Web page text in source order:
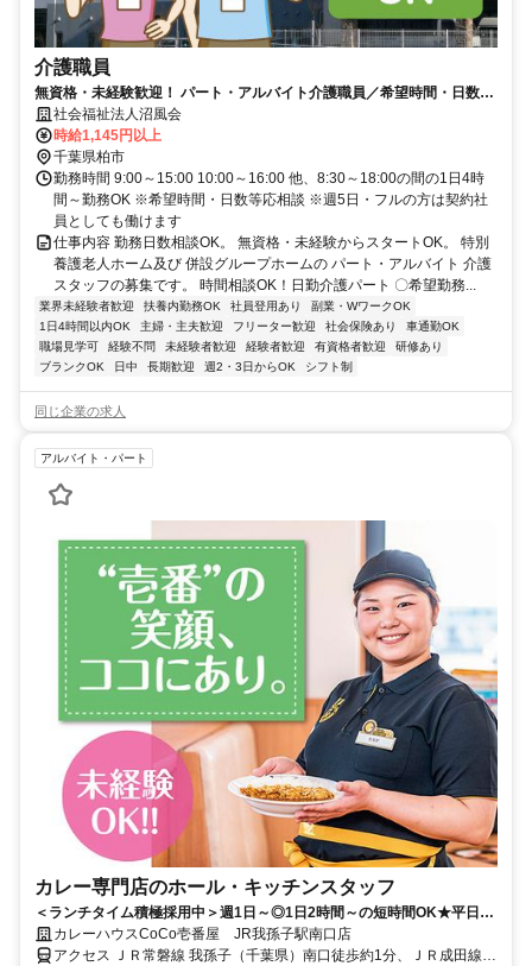
介護職員
無資格・未経験歓迎！ パート・アルバイト介護職員／希望時間・日数相
談OK社会福祉法人沼風会
時給1,145円以上
千葉県柏市
勤務時間 9:00～15:00 10:00～16:00 他、8:30～18:00の間の1日4時
間～勤務OK ※希望時間・日数等応相談 ※週5日・フルの方は契約社
員としても働けます
仕事内容 勤務日数相談OK。 無資格・未経験からスタートOK。 特別
養護老人ホーム及び 併設グループホームの パート・アルバイト 介護
スタッフの募集です。 時間相談OK！日勤介護パート 〇希望勤務...
業界未経験者歓迎 扶養内勤務OK 社員登用あり
副業・WワークOK
1日4時間以内OK
主婦・主夫歓迎 フリーター歓迎 社会保険あり
車通勤OK
職場見学可
経験不問 未経験者歓迎 経験者歓迎 有資格者歓迎
研修あり
ブランクOK
日中 長期歓迎 週2・3日からOK シフト制
同じ企業の求人
アルバイト・パート
カレー専門店のホール・キッチンスタッフ
＜ランチタイム積極採用中＞週1日～◎1日2時間～の短時間OK★平日の
みOK♪WワークもOK！主婦(夫)・フリーター・学生活躍中！車・バイク
通勤OK！
カレーハウスCoCo壱番屋 JR我孫子駅南口店
アクセス ＪＲ常磐線 我孫子（千葉県）南口徒歩約1分、ＪＲ成田線